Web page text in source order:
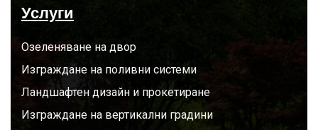
Услуги
Озеленяване на двор
Изграждане на поливни системи
Ландшафтен дизайн и прокетиране
Изграждане на вертикални градини